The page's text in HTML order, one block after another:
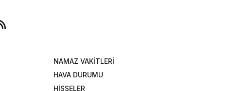
NAMAZ VAKİTLERİ
HAVA DURUMU
HİSSELER